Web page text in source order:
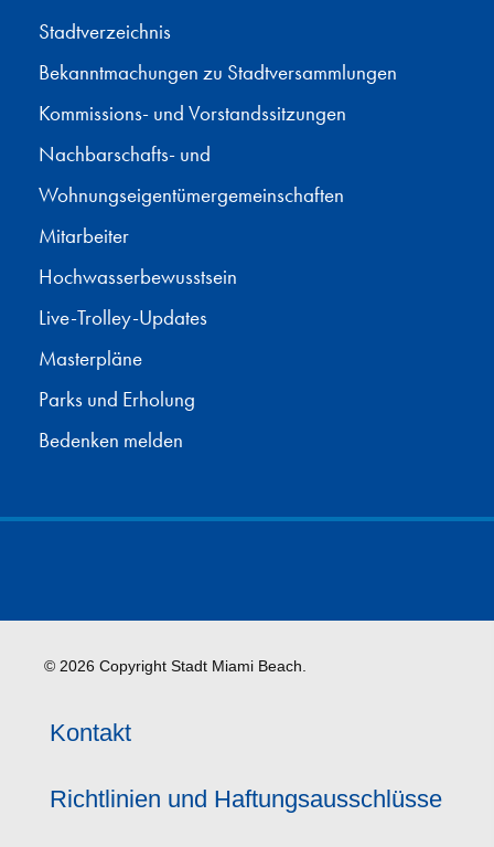
Stadtverzeichnis
Bekanntmachungen zu Stadtversammlungen
Kommissions- und Vorstandssitzungen
Nachbarschafts- und
Wohnungseigentümergemeinschaften
Mitarbeiter
Hochwasserbewusstsein
Live-Trolley-Updates
Masterpläne
Parks und Erholung
Bedenken melden
© 2026 Copyright Stadt Miami Beach.
Kontakt
Richtlinien und Haftungsausschlüsse